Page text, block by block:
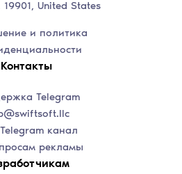
19901, United States
и политика
Контакты
Telegram
канал
рекламы